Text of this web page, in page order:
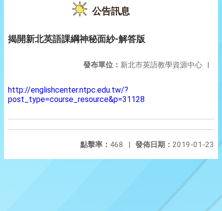
公告訊息
揭開新北英語課綱神秘面紗-解答版
發布單位： 新北市英語教學資源中心 |
http://englishcenter.ntpc.edu.tw/?
post_type=course_resource&p=31128
發佈日期： 2019-01-23
點擊率： 468 |